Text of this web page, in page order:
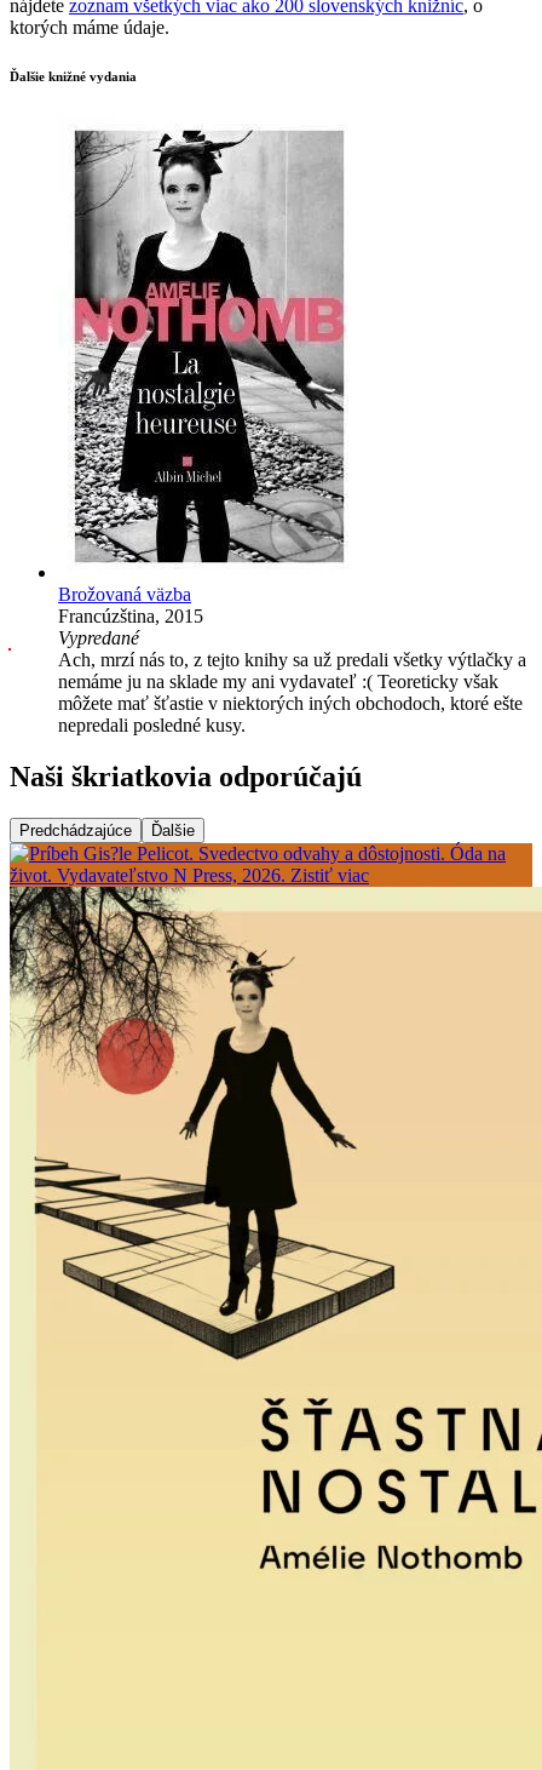
nájdete zoznam všetkých viac ako 200 slovenských knižníc, o
ktorých máme údaje.
Ďalšie knižné vydania
Brožovaná väzba
Francúzština, 2015
Vypredané
Ach, mrzí nás to, z tejto knihy sa už predali všetky výtlačky a
nemáme ju na sklade my ani vydavateľ :( Teoreticky však
môžete mať šťastie v niektorých iných obchodoch, ktoré ešte
nepredali posledné kusy.
Naši škriatkovia odporúčajú
Predchádzajúce Ďalšie